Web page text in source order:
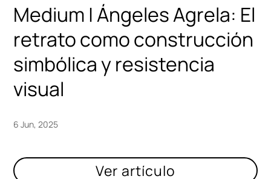
Medium | Ángeles Agrela: El
retrato como construcción
simbólica y resistencia
visual
6 Jun, 2025